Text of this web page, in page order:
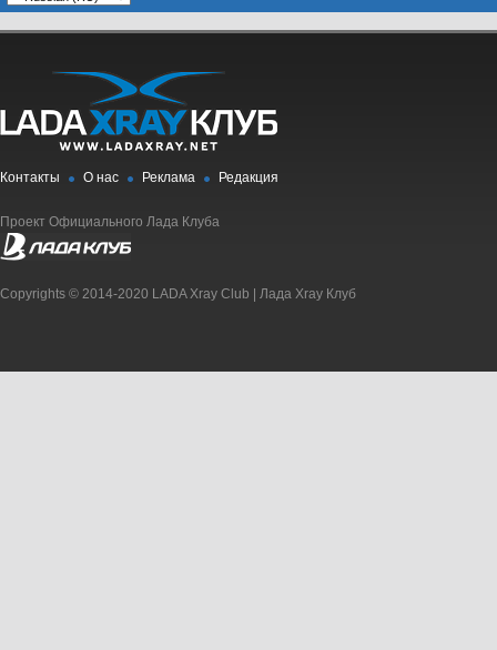
Контакты О нас Реклама Редакция
Проект Официального Лада Клуба
Copyrights © 2014-2020 LADA Xray Club | Лада Xray Клуб